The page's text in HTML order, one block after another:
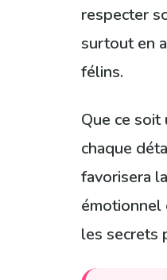
respecter
surtout en
félins.
Que ce
chaque
favorisera
émotionnel
les secrets